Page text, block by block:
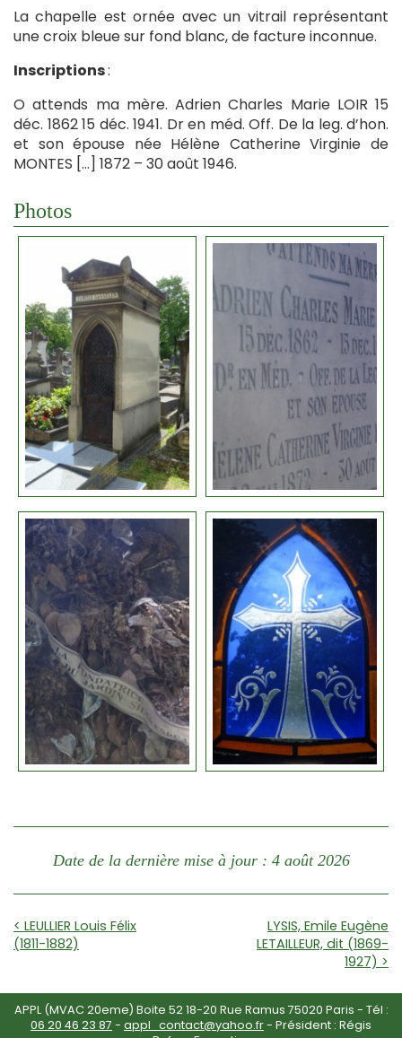
La chapelle est ornée avec un vitrail représentant
une croix bleue sur fond blanc, de facture inconnue.
Inscriptions:
O attends ma mère. Adrien Charles Marie LOIR 15
déc. 1862 15 déc. 1941. Dr en méd. Off. De la leg. d’hon.
et son épouse née Hélène Catherine Virginie de
MONTES […] 1872 – 30 août 1946.
Photos
Date de la dernière mise à jour : 4 août 2026
< LEULLIER Louis Félix
(1811-1882)
LYSIS, Emile Eugène
LETAILLEUR, dit (1869-
1927) >
APPL (MVAC 20eme) Boite 52 18-20 Rue Ramus 75020 Paris - Tél :
06 20 46 23 87 - appl_contact@yahoo.fr- Président : Régis